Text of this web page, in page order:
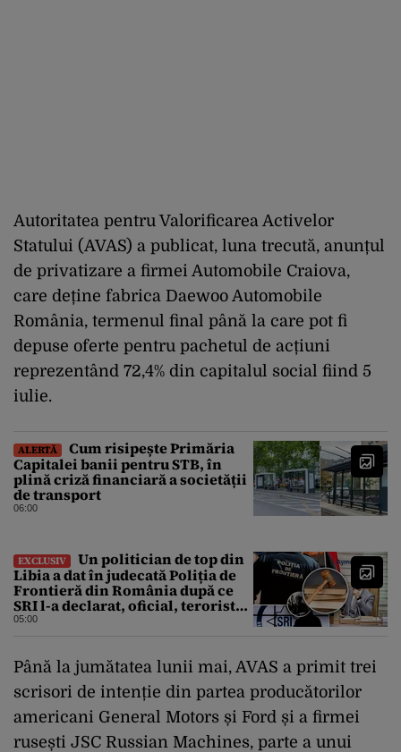
Autoritatea pentru Valorificarea Activelor
Statului (AVAS) a publicat, luna trecută, anunțul
de privatizare a firmei Automobile Craiova,
care deține fabrica Daewoo Automobile
România, termenul final până la care pot fi
depuse oferte pentru pachetul de acțiuni
reprezentând 72,4% din capitalul social fiind 5
iulie.
ALERTĂ
Cum risipește Primăria
Capitalei banii pentru STB, în
plină criză financiară a societății
de transport
06:00
EXCLUSIV
Un politician de top din
Libia a dat în judecată Poliția de
Frontieră din România după ce
SRI l-a declarat, oficial, terorist
ISIS
05:00
Până la jumătatea lunii mai, AVAS a primit trei
scrisori de intenție din partea producătorilor
americani General Motors și Ford și a firmei
rusești JSC Russian Machines, parte a unui